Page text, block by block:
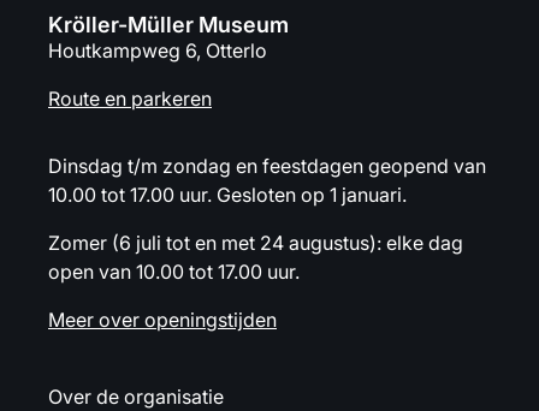
Kröller-Müller Museum
Houtkampweg 6, Otterlo
Route en parkeren
Dinsdag t/m zondag en feestdagen geopend van
10.00 tot 17.00 uur. Gesloten op 1 januari.
Zomer (6 juli tot en met 24 augustus): elke dag
open van 10.00 tot 17.00 uur.
Meer over openingstijden
Over de organisatie